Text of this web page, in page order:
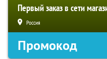
Первый заказ в сети
Россия
Промокод